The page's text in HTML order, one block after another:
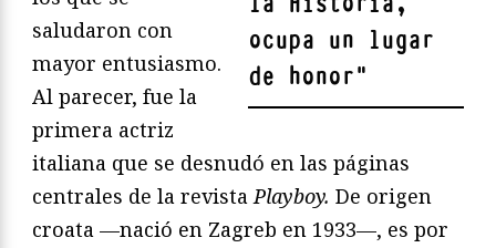
ocupa un lugar
de honor"
saludaron con
mayor entusiasmo.
Al parecer, fue la
primera actriz
italiana que se desnudó en las páginas
centrales de la revistaPlayboy. De origen
croata —nació en Zagreb en 1933—, es por